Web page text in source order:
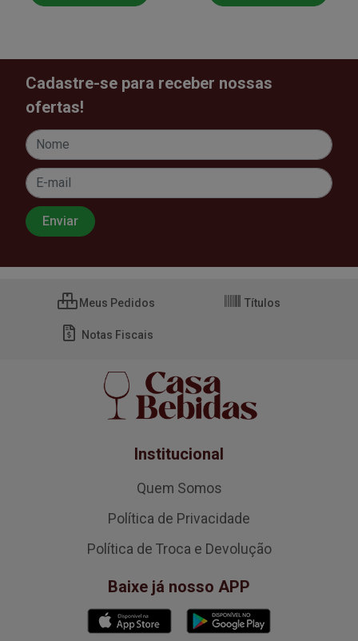
Cadastre-se para receber nossas
ofertas!
Meus Pedidos Títulos
Notas Fiscais
Institucional
Quem Somos
Política de Privacidade
Política de Troca e Devolução
Baixe já nosso APP